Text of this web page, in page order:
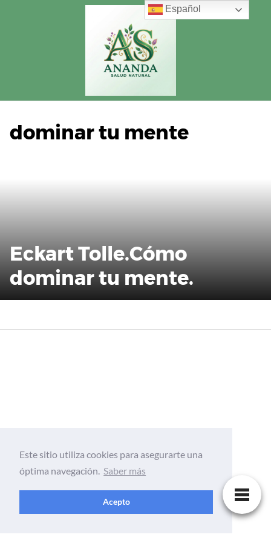
dominar tu mente
Eckart Tolle.Cómo
dominar tu mente.
Español
Este sitio utiliza cookies para asegurarte una
óptima navegación. Saber más
Acepto